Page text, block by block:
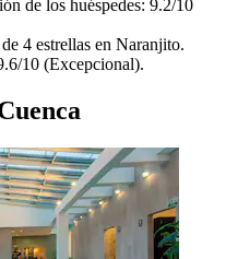
de los huéspedes: 9.2/10
4 estrellas en Naranjito.
10 (Excepcional).